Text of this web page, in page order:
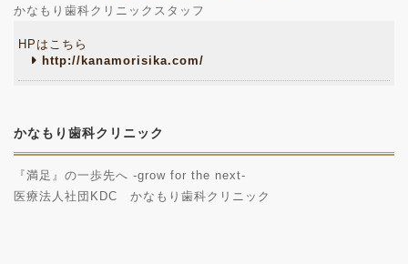
かなもり歯科クリニックスタッフ
HPはこちら
http://kanamorisika.com/
かなもり歯科クリニック
『満足』の一歩先へ -grow for the next-
医療法人社団KDC かなもり歯科クリニック